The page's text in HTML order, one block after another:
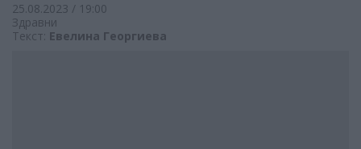
25.08.2023 / 19:00
Здравни
Текст: Евелина Георгиева